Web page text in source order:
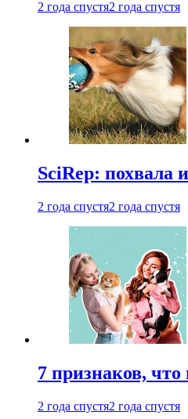
2 года спустя2 года спустя
SciRep: похвала
2 года спустя2 года спустя
7 признаков,
2 года спустя2 года спустя